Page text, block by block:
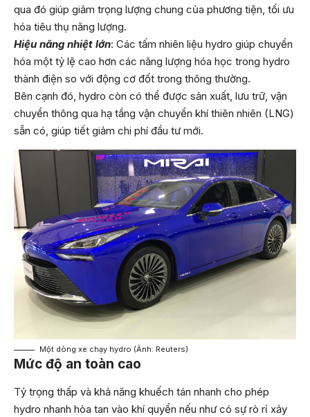
qua đó giúp giảm trọng lượng chung của phương tiện, tối ưu
hóa tiêu thụ năng lượng.
Hiệu năng nhiệt lớn: Các tấm nhiên liệu hydro giúp chuyển
hóa một tỷ lệ cao hơn các năng lượng hóa học trong hydro
thành điện so với động cơ đốt trong thông thường.
Bên cạnh đó, hydro còn có thể được sản xuất, lưu trữ, vận
chuyển thông qua hạ tầng vận chuyển khí thiên nhiên (LNG)
sẵn có, giúp tiết giảm chi phí đầu tư mới.
Một dòng xe chạy hydro (Ảnh: Reuters)
Mức độ an toàn cao
Tỷ trọng thấp và khả năng khuếch tán nhanh cho phép
hydro nhanh hòa tan vào khí quyển nếu như có sự rò rỉ xảy